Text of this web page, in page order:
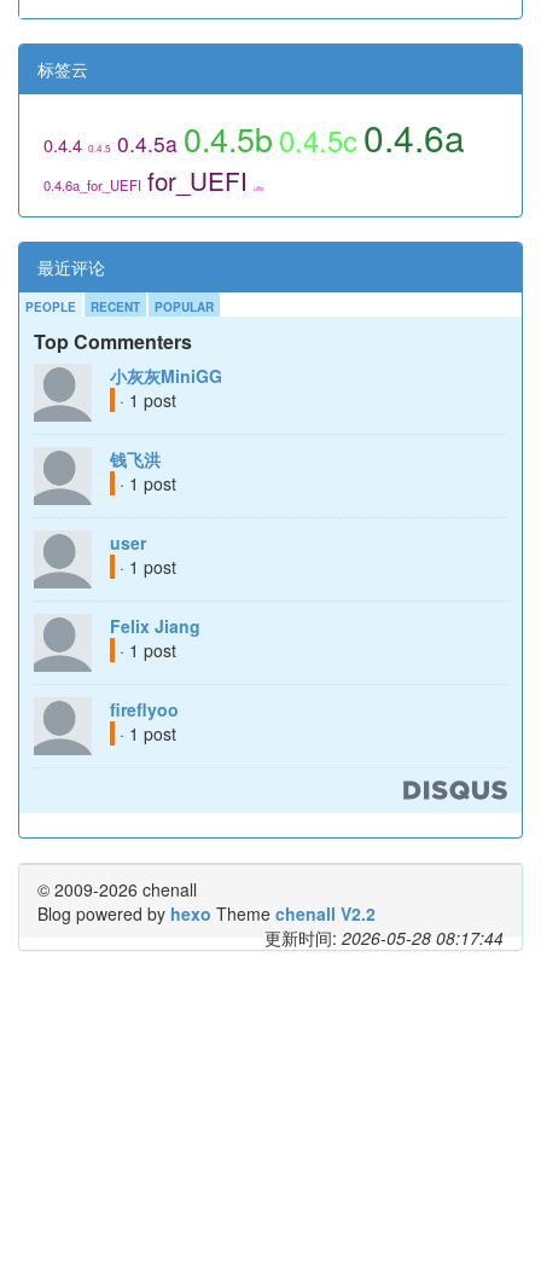
标签云
0.4.4 0.4.5 0.4.5a 0.4.5b 0.4.5c0.4.6a
0.4.6a_for_UEFI for_UEFI utils
最近评论
PEOPLE RECENT POPULAR
Top Commenters
小灰灰MiniGG
· 1 post
钱飞洪
· 1 post
user
· 1 post
Felix Jiang
· 1 post
fireflyoo
· 1 post
© 2009-2026 chenall
Blog powered by hexo Theme chenall V2.2
更新时间: 2026-05-28 08:17:44